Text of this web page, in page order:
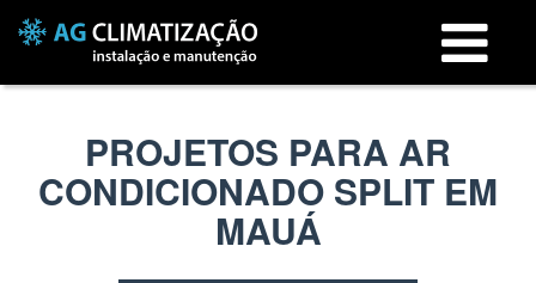
Menu
PROJETOS PARA AR
CONDICIONADO SPLIT EM
MAUÁ